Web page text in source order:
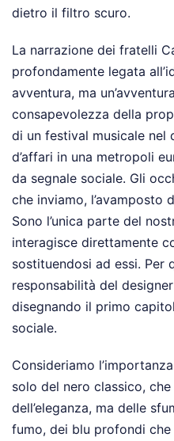
dietro il filtro scuro.
La narrazione dei fratelli
profondamente legata
avventura, ma
consapevolezza della
di un festival musicale nel
d’affari in una metropoli
da segnale sociale. Gli
che inviamo, l’avamposto
Sono l’unica parte del
interagisce direttamente
sostituendosi ad essi. Per
responsabilità del
disegnando il primo
sociale.
Consideriamo
solo del nero classico,
dell’eleganza, ma delle
fumo, dei blu profondi